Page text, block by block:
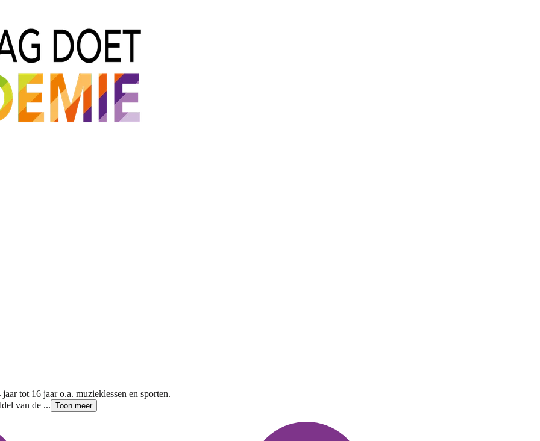
tot 16 jaar o.a. muzieklessen en sporten.
van de ... Toon meer